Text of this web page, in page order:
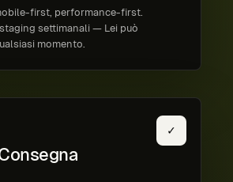
first, performance-first.
settimanali — Lei può
momento.
✓